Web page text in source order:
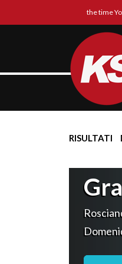
the time
RISULTATI